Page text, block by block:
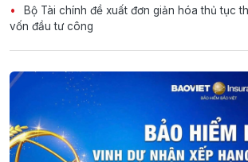
Bộ Tài chính đề xuất đơn giản hóa thủ tục
vốn đầu tư công